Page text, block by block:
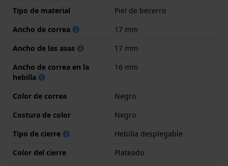
Tipo de material
Piel de becerro
Ancho de correa
17 mm
Ancho de las asas
17 mm
Ancho de correa en la
hebilla
16 mm
Color de correa
Negro
Costura de color
Negro
Tipo de cierre
Hebilla desplegable
Color del cierre
Plateado